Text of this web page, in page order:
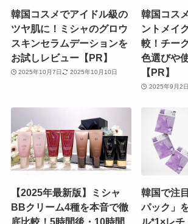
韓国コスメでアイドル級の
ツヤ肌に！ミシャのグロウ
スキンセラムデーションを
お試しレビュー【PR】
2025年10月7日 2025年10月10日
韓国コス
ントメイ
較！チー
色選びや
【PR】
2025年9月2日
【2025年最新版】ミシャ
BBクリーム4種を本音で徹
底比較！5時間後・10時間
韓国で注
パック」
ル*1×レチ